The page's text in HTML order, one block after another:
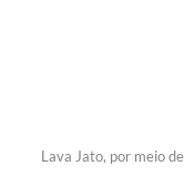
Lava Jato, por meio